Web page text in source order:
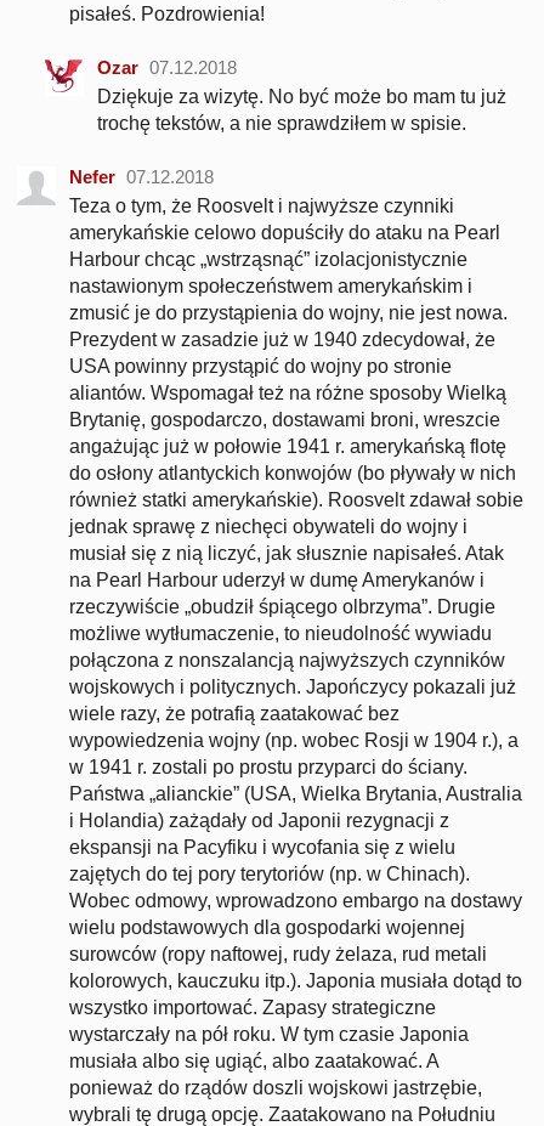
pisałeś. Pozdrowienia!
Ozar 07.12.2018
Dziękuje za wizytę. No być może bo mam tu już
trochę tekstów, a nie sprawdziłem w spisie.
Nefer 07.12.2018
Teza o tym, że Roosvelt i najwyższe czynniki
amerykańskie celowo dopuściły do ataku na Pearl
Harbour chcąc „wstrząsnąć” izolacjonistycznie
nastawionym społeczeństwem amerykańskim i
zmusić je do przystąpienia do wojny, nie jest nowa.
Prezydent w zasadzie już w 1940 zdecydował, że
USA powinny przystąpić do wojny po stronie
aliantów. Wspomagał też na różne sposoby Wielką
Brytanię, gospodarczo, dostawami broni, wreszcie
angażując już w połowie 1941 r. amerykańską flotę
do osłony atlantyckich konwojów (bo pływały w nich
również statki amerykańskie). Roosvelt zdawał sobie
jednak sprawę z niechęci obywateli do wojny i
musiał się z nią liczyć, jak słusznie napisałeś. Atak
na Pearl Harbour uderzył w dumę Amerykanów i
rzeczywiście „obudził śpiącego olbrzyma”. Drugie
możliwe wytłumaczenie, to nieudolność wywiadu
połączona z nonszalancją najwyższych czynników
wojskowych i politycznych. Japończycy pokazali już
wiele razy, że potrafią zaatakować bez
wypowiedzenia wojny (np. wobec Rosji w 1904 r.), a
w 1941 r. zostali po prostu przyparci do ściany.
Państwa „alianckie” (USA, Wielka Brytania, Australia
i Holandia) zażądały od Japonii rezygnacji z
ekspansji na Pacyfiku i wycofania się z wielu
zajętych do tej pory terytoriów (np. w Chinach).
Wobec odmowy, wprowadzono embargo na dostawy
wielu podstawowych dla gospodarki wojennej
surowców (ropy naftowej, rudy żelaza, rud metali
kolorowych, kauczuku itp.). Japonia musiała dotąd to
wszystko importować. Zapasy strategiczne
wystarczały na pół roku. W tym czasie Japonia
musiała albo się ugiąć, albo zaatakować. A
ponieważ do rządów doszli wojskowi jastrzębie,
wybrali tę drugą opcję. Zaatakowano na Południu